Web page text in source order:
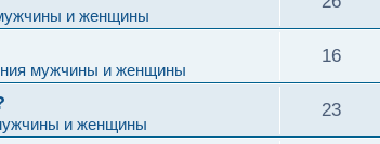
и женщины
мужчины и женщины
16
и женщины
23